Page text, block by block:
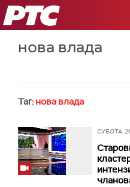
РТС
нова влада
Таг: нова влада
СУБОТА,